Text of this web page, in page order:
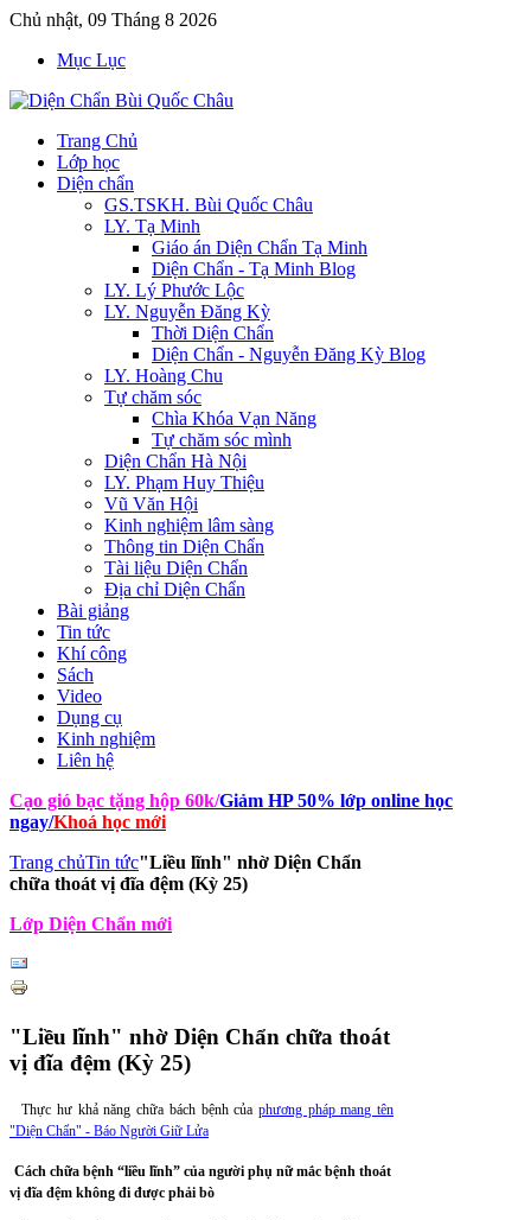
Chủ nhật, 09 Tháng 8 2026
Mục Lục
Trang Chủ
Lớp học
Diện chẩn
GS.TSKH. Bùi Quốc Châu
LY. Tạ Minh
Giáo án Diện Chẩn Tạ Minh
Diện Chẩn - Tạ Minh Blog
LY. Lý Phước Lộc
LY. Nguyễn Đăng Kỳ
Thời Diện Chẩn
Diện Chẩn - Nguyễn Đăng Kỳ Blog
LY. Hoàng Chu
Tự chăm sóc
Chìa Khóa Vạn Năng
Tự chăm sóc mình
Diện Chẩn Hà Nội
LY. Phạm Huy Thiệu
Vũ Văn Hội
Kinh nghiệm lâm sàng
Thông tin Diện Chẩn
Tài liệu Diện Chẩn
Địa chỉ Diện Chẩn
Bài giảng
Tin tức
Khí công
Sách
Video
Dụng cụ
Kinh nghiệm
Liên hệ
Cạo gió bạc tặng hộp 60k/Giảm HP 50% lớp online học
ngay/Khoá học mới
Trang chủTin tức"Liều lĩnh" nhờ Diện Chẩn
chữa thoát vị đĩa đệm (Kỳ 25)
Lớp Diện Chẩn mới
"Liều lĩnh" nhờ Diện Chẩn chữa thoát
vị đĩa đệm (Kỳ 25)
Thực hư khả năng chữa bách bệnh của phương pháp mang tên
"Diện Chẩn" - Báo Người Giữ Lửa
Cách chữa bệnh “liều lĩnh” của người phụ nữ mắc bệnh thoát
vị đĩa đệm không đi được phải bò